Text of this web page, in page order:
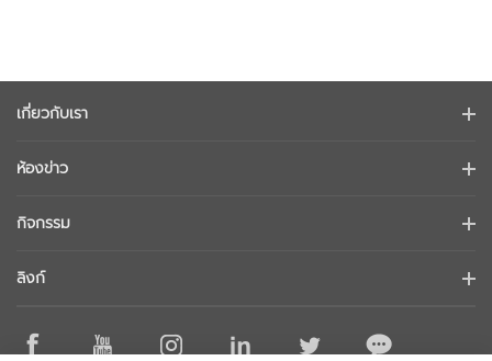
เกี่ยวกับเรา
การรักษาความปลอดภัยทางไซเบอร์
ความยั่งยืน
ติดต่อเรา
ห้องข่าว
เรื่องราวความสำเร็จ
กิจกรรม
ลิงก์
สถานที่ซื้อ